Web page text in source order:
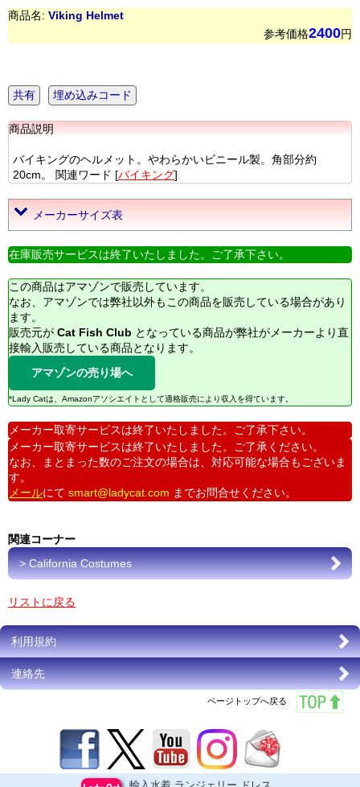
商品名: Viking Helmet
参考価格2400円
共有 埋め込みコード
商品説明
バイキングのヘルメット。やわらかいビニール製。角部分約
20cm。 関連ワード [バイキング]
メーカーサイズ表
在庫販売サービスは終了いたしました。ご了承下さい。
この商品はアマゾンで販売しています。
なお、アマゾンでは弊社以外もこの商品を販売している場合があり
ます。
販売元が Cat Fish Club となっている商品が弊社がメーカーより直
接輸入販売している商品となります。
アマゾンの売り場へ
*Lady Catは、Amazonアソシエイトとして適格販売により収入を得ています。
メーカー取寄サービスは終了いたしました。ご了承下さい。
メーカー取寄サービスは終了いたしました。ご了承ください。
なお、まとまった数のご注文の場合は、対応可能な場合もございま
す。
メールにて smart@ladycat.com までお問合せください。
関連コーナー
> California Costumes
リストに戻る
利用規約
連絡先
ページトップへ戻る